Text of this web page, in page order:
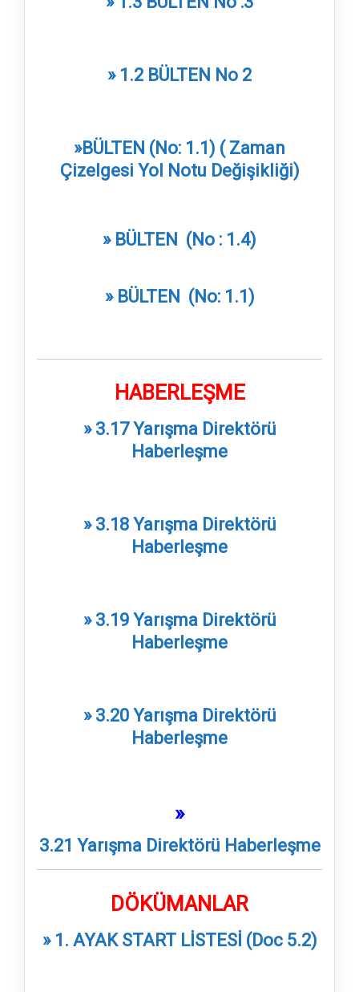
» 1.2 BÜLTEN No 2
»BÜLTEN (No: 1.1) ( Zaman
Çizelgesi Yol Notu Değişikliği)
» BÜLTEN (No : 1.4)
» BÜLTEN (No: 1.1)
HABERLEŞME
» 3.17 Yarışma Direktörü
Haberleşme
» 3.18 Yarışma Direktörü
Haberleşme
» 3.19 Yarışma Direktörü
Haberleşme
» 3.20 Yarışma Direktörü
Haberleşme
»
3.21 Yarışma Direktörü Haberleşme
DÖKÜMANLAR
» 1. AYAK START LİSTESİ (Doc 5.2)